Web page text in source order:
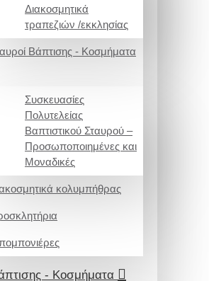
Διακοσμητικά
τραπεζιών /εκκλησίας
Βάπτισης - Κοσμήματα
Συσκευασίες
Πολυτελείας
Βαπτιστικού Σταυρού –
Προσωποποιημένες και
Μοναδικές
κολυμπήθρας
- Κοσμήματα